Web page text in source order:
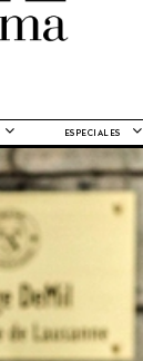
ESPECIALES